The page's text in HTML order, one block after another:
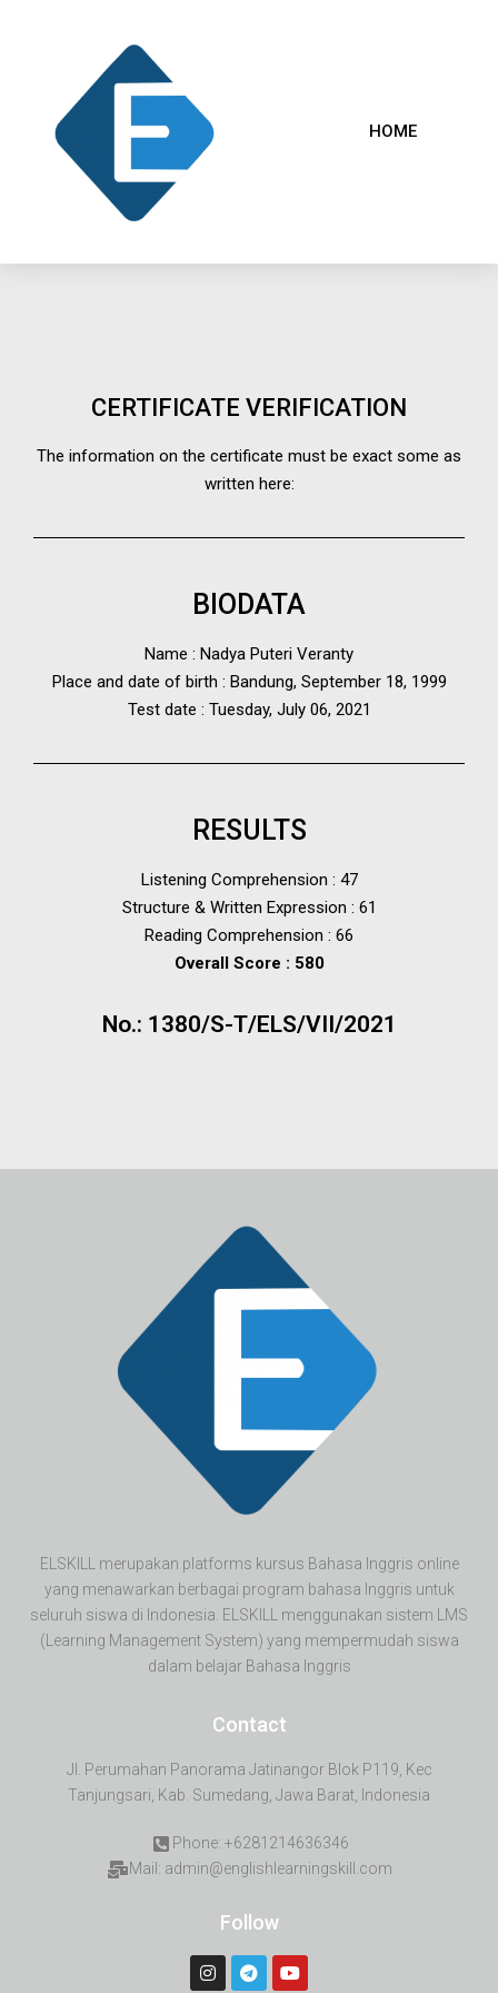
HOME
CERTIFICATE VERIFICATION
The information on the certificate must be exact some as
written here:
BIODATA
Name : Nadya Puteri Veranty
Place and date of birth : Bandung, September 18, 1999
Test date : Tuesday, July 06, 2021
RESULTS
Listening Comprehension : 47
Structure & Written Expression : 61
Reading Comprehension : 66
Overall Score : 580
No.: 1380/S-T/ELS/VII/2021
ELSKILL merupakan platforms kursus Bahasa Inggris online
yang menawarkan berbagai program bahasa Inggris untuk
seluruh siswa di Indonesia. ELSKILL menggunakan sistem LMS
(Learning Management System) yang mempermudah siswa
dalam belajar Bahasa Inggris
Contact
Jl. Perumahan Panorama Jatinangor Blok P119, Kec
Tanjungsari, Kab. Sumedang, Jawa Barat, Indonesia
Phone: +6281214636346
Mail: admin@englishlearningskill.com
Follow